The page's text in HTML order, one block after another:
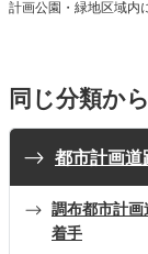
計画公園・緑地区域内
同じ分類か
都市計画道
調布都市計
着手